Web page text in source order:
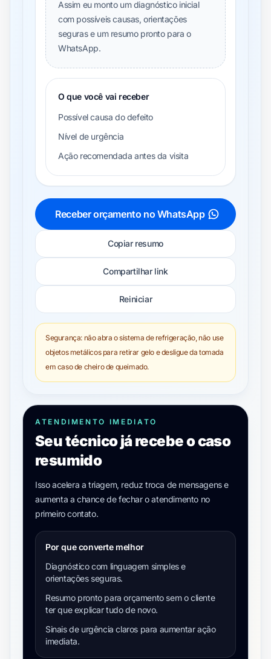
Assim eu monto um diagnóstico inicial
com possíveis causas, orientações
seguras e um resumo pronto para o
WhatsApp.
O que você vai receber
Possível causa do defeito
Nível de urgência
Ação recomendada antes da visita
Receber orçamento no WhatsApp
Copiar resumo
Compartilhar link
Reiniciar
Segurança: não abra o sistema de refrigeração, não use
objetos metálicos para retirar gelo e desligue da tomada
em caso de cheiro de queimado.
ATENDIMENTO IMEDIATO
Seu técnico já recebe o caso
resumido
Isso acelera a triagem, reduz troca de mensagens e
aumenta a chance de fechar o atendimento no
primeiro contato.
Por que converte melhor
Diagnóstico com linguagem simples e
orientações seguras.
Resumo pronto para orçamento sem o cliente
ter que explicar tudo de novo.
Sinais de urgência claros para aumentar ação
imediata.